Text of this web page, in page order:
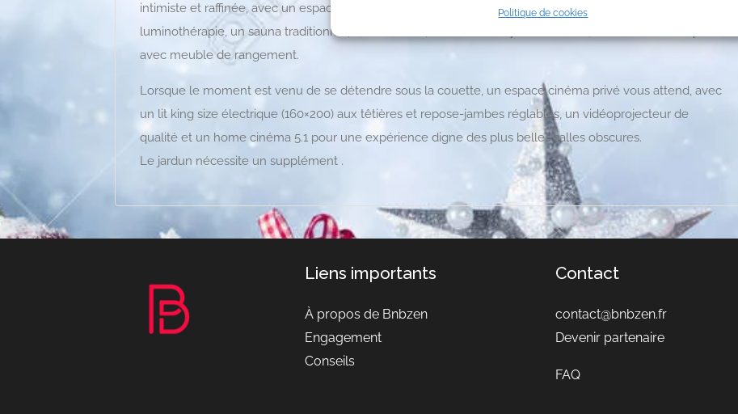
Politique de cookies
intimiste et raffinée, avec un espace bien-être complet : un jacuzzi 82 jets avec cascade et
luminothérapie, un sauna traditionnel, un hammam, une douche hydromassante, et un double vasque
avec meuble de rangement.
Lorsque le moment est venu de se détendre sous la couette, un espace cinéma privé vous attend, avec
un lit king size électrique (160×200) aux têtières et repose-jambes réglables, un vidéoprojecteur de
qualité et un home cinéma 5.1 pour une expérience digne des plus belles salles obscures.
Le jardun nécessite un supplément .
Liens importants
À propos de Bnbzen
Engagement
Conseils
Contact
contact@bnbzen.fr
Devenir partenaire
FAQ